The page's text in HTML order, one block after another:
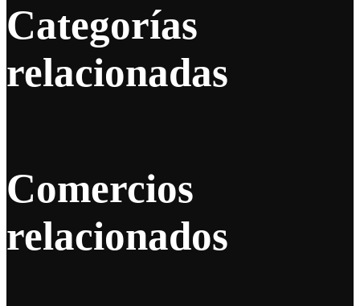
Categorías
relacionadas
Comercios
relacionados